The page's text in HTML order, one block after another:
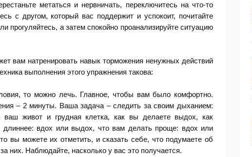
метаться и нервничать, переключитесь на что-то
с другом, который вас поддержит и успокоит, почитайте
прогуляйтесь, а затем спокойно проанализируйте ситуацию
вам натренировать навык торможения ненужных действий
выполнения этого упражнения такова:
то можно лечь. Главное, чтобы вам было комфортно.
– 2 минуты. Ваша задача – следить за своим дыханием:
ваш живот и грудная клетка, как вы делаете выдох, как
длиннее: вдох или выдох, что вам делать проще: вдох или
вы можете их отметить, и сказать себе, что подумаете об
них. Наблюдайте, насколько у вас это получается.